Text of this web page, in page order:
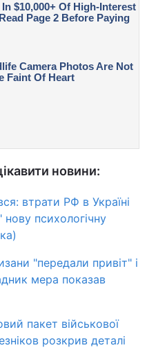
новини:
втрати РФ в Україні
психологічну
"передали привіт" і
мера показав
пакет військової
розкрив деталі